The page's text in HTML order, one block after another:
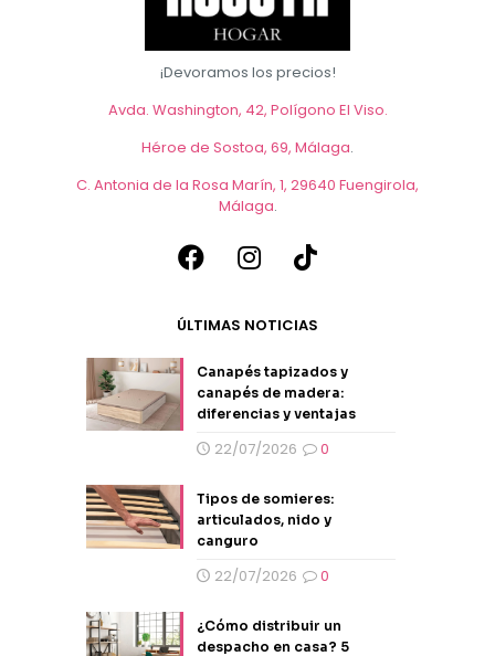
¡Devoramos los precios!
Avda. Washington, 42, Polígono El Viso.
Héroe de Sostoa, 69, Málaga.
C. Antonia de la Rosa Marín, 1, 29640 Fuengirola,
Málaga.
ÚLTIMAS NOTICIAS
Canapés tapizados y
canapés de madera:
diferencias y ventajas
22/07/2026 0
Tipos de somieres:
articulados, nido y
canguro
22/07/2026 0
¿Cómo distribuir un
despacho en casa? 5